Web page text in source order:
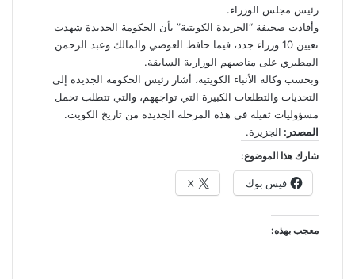
رئيس مجلس الوزراء.
وأفادت صحيفة “الجريدة الكويتية” بأن الحكومة الجديدة شهدت
تعيين 10 وزراء جدد، فيما حافظ العوضي والمالك وعبد الرحمن
المطيري على مناصبهم الوزارية السابقة.
وبحسب وكالة الأنباء الكويتية، أشار رئيس الحكومة الجديدة إلى
التحديات والتطلعات الكبيرة التي تواجههم، والتي تتطلب تحمل
مسؤوليات ثقيلة في هذه المرحلة الجديدة من تاريخ الكويت.
المصدر: الجزيرة.
شارك هذا الموضوع:
فيس بوك X
معجب بهذه: